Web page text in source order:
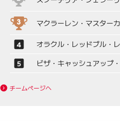
マクラーレン・マスター
オラクル・レッドブル・
ビザ・キャッシュアップ
チームページへ